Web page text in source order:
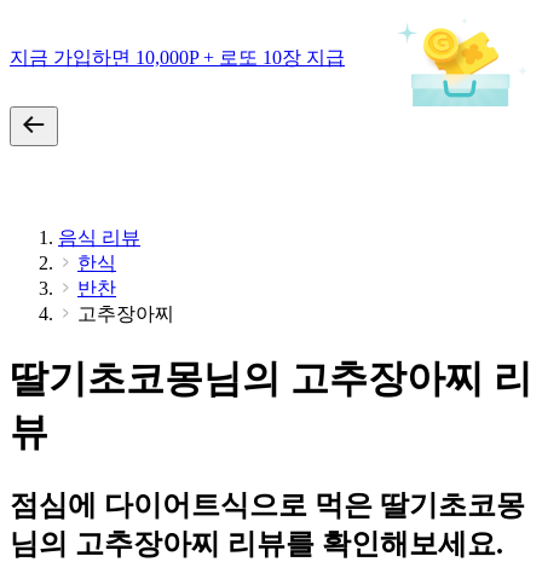
지금 가입하면 10,000P + 로또 10장 지급
음식 리뷰
한식
반찬
고추장아찌
딸기초코몽님의 고추장아찌 리
뷰
점심에 다이어트식으로 먹은 딸기초코몽
님의 고추장아찌 리뷰를 확인해보세요.